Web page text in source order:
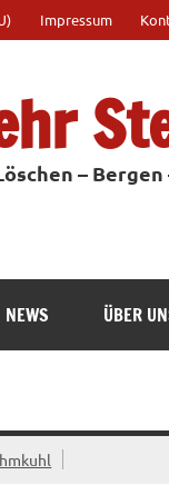
Impressum
– Bergen
NEWS ÜBER